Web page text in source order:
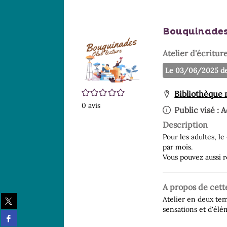
Partager
sur
twitter
Partager
sur
/5
0 avis
Atelier
Le 03/06/2025
Bibliothèque
Public visé :
Description
Pour les adultes,
par mois.
Vous pouvez aussi
A propos de
Atelier en deux
sensations et